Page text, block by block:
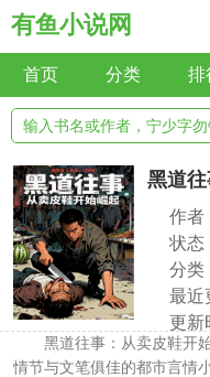
有鱼小说网
首页 分类 排
黑道
作者
状态
分类
最近
更新
黑道往事：从卖皮鞋开
情节与文笔俱佳的都市言情